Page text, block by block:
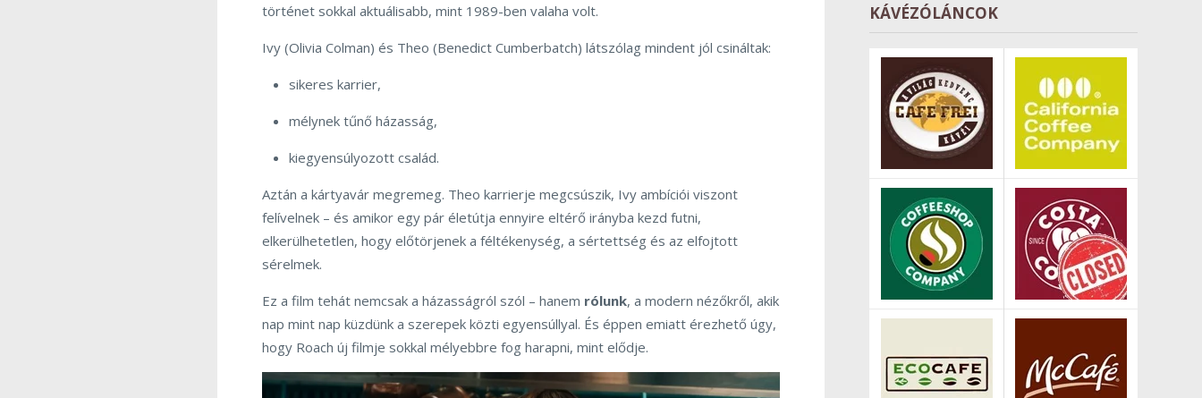
történet sokkal aktuálisabb, mint 1989-ben valaha volt.
Ivy (Olivia Colman) és Theo (Benedict Cumberbatch) látszólag mindent jól csináltak:
sikeres karrier,
mélynek tűnő házasság,
kiegyensúlyozott család.
Aztán a kártyavár megremeg. Theo karrierje megcsúszik, Ivy ambíciói viszont
felívelnek – és amikor egy pár életútja ennyire eltérő irányba kezd futni,
elkerülhetetlen, hogy előtörjenek a féltékenység, a sértettség és az elfojtott
sérelmek.
Ez a film tehát nemcsak a házasságról szól – hanem rólunk, a modern nézőkről, akik
nap mint nap küzdünk a szerepek közti egyensúllyal. És éppen emiatt érezhető úgy,
hogy Roach új filmje sokkal mélyebbre fog harapni, mint elődje.
KÁVÉZÓLÁNCOK